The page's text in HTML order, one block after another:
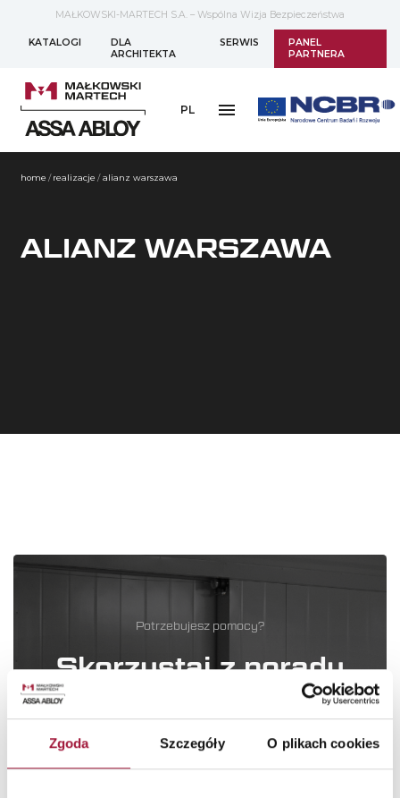
Zgoda Szczegóły O plikach cookies
MAŁKOWSKI-MARTECH S.A. – Wspólna Wizja Bezpieczeństwa
KATALOGI
DLA
ARCHITEKTA
SERWIS
PANEL
PARTNERA
PL
home / realizacje / alianz warszawa
ALIANZ WARSZAWA
Potrzebujesz pomocy?
Skorzystaj z porady
naszego doradcy!
Nasi specjaliści pomogą Ci dobrać najlepsze rozwiązanie dla twojej
inwestycji